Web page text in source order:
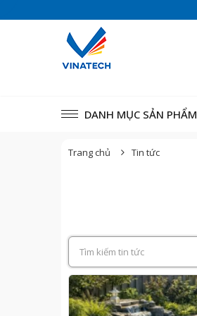
DANH MỤC SẢN PHẨM
Trang chủ Tin tức